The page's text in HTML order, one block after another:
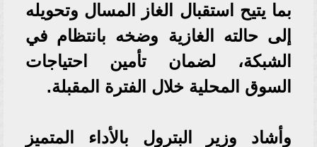
بما يتيح استقبال الغاز المسال وتحويله
إلى حالته الغازية وضخه بانتظام في
الشبكة، لضمان تأمين احتياجات
السوق المحلية خلال الفترة المقبلة.
وأشاد وزير البترول بالأداء المتميز